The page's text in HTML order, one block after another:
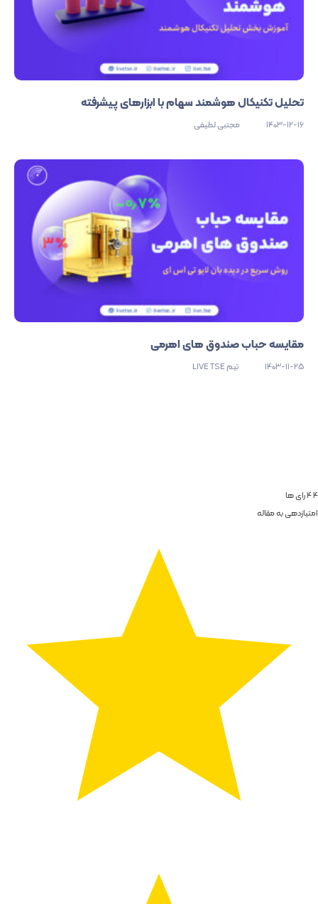
تحلیل تکنیکال هوشمند سهام با ابزارهای پیشرفته
1403-12-16 مجتبی لطیفی
مقایسه حباب صندوق های اهرمی
1403-11-25 تیم LIVE TSE
4
4رای ها
امتیازدهی به مقاله